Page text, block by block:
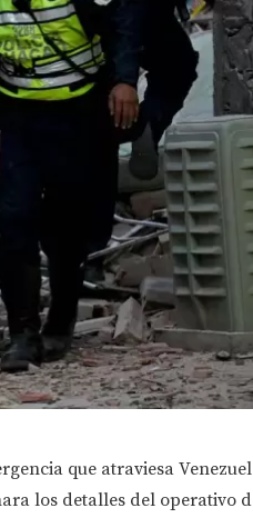
que atraviesa
los detalles del operativo